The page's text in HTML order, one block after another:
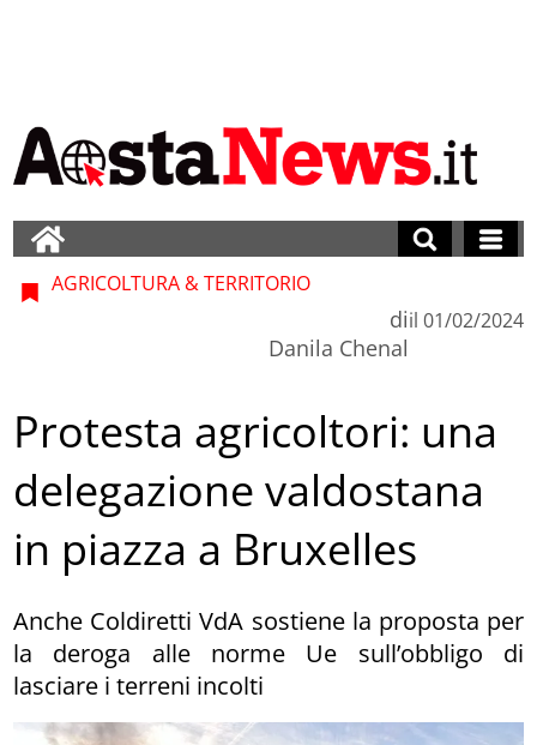
AGRICOLTURA & TERRITORIO
di
Danila Chenal
il 01/02/2024
Protesta agricoltori: una
delegazione valdostana
in piazza a Bruxelles
Anche Coldiretti VdA sostiene la proposta per
la deroga alle norme Ue sull’obbligo di
lasciare i terreni incolti